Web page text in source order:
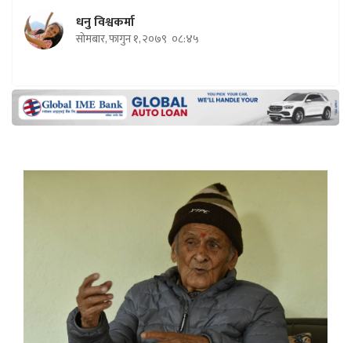
धनु विश्वकर्मा
सोमबार, फागुन १, २०७९ ०८:४५